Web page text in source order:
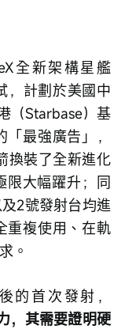
全新架構星艦
，計劃於美國中
（Starbase）基
最強廣告」，
換裝了全新進化
限大幅躍升；同
2號發射台均進
重複使用、在軌
。
的首次發射，
，其需要證明硬